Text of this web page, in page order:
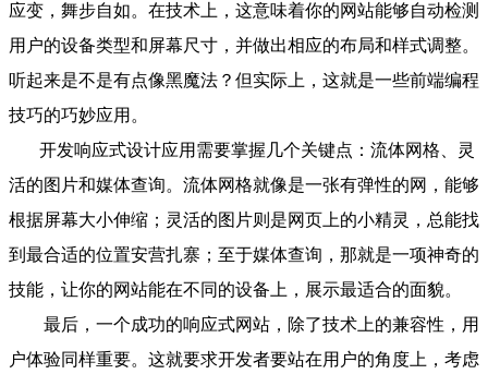
应变，舞步自如。在技术上，这意味着你的网站能够自动检测
用户的设备类型和屏幕尺寸，并做出相应的布局和样式调整。
听起来是不是有点像黑魔法？但实际上，这就是一些前端编程
技巧的巧妙应用。
开发响应式设计应用需要掌握几个关键点：流体网格、灵
活的图片和媒体查询。流体网格就像是一张有弹性的网，能够
根据屏幕大小伸缩；灵活的图片则是网页上的小精灵，总能找
到最合适的位置安营扎寨；至于媒体查询，那就是一项神奇的
技能，让你的网站能在不同的设备上，展示最适合的面貌。
最后，一个成功的响应式网站，除了技术上的兼容性，用
户体验同样重要。这就要求开发者要站在用户的角度上，考虑